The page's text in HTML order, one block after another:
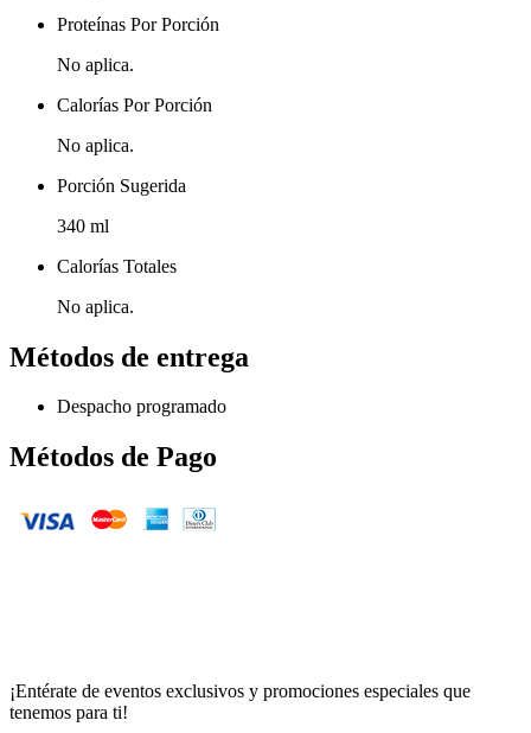
Proteínas Por Porción
No aplica.
Calorías Por Porción
No aplica.
Porción Sugerida
340 ml
Calorías Totales
No aplica.
Métodos de entrega
Despacho programado
Métodos de Pago
¡Entérate de eventos exclusivos y promociones especiales que
tenemos para ti!